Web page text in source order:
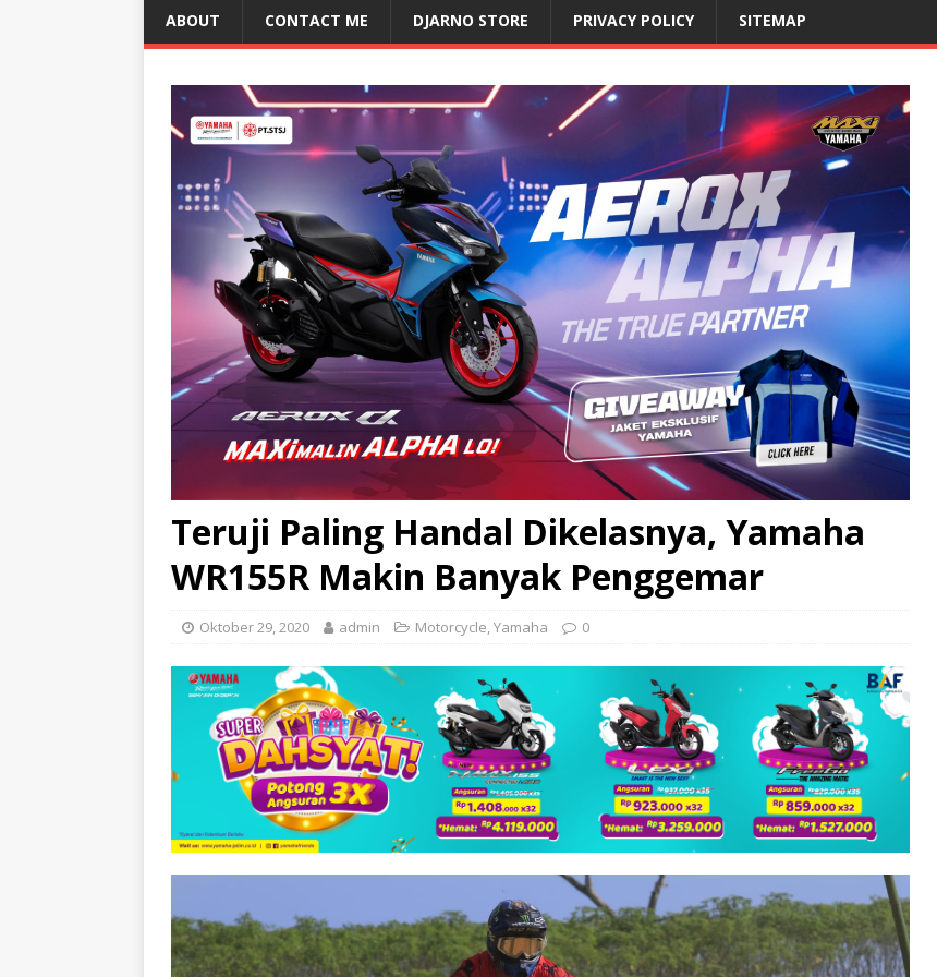
ABOUT CONTACT ME DJARNO STORE PRIVACY POLICY SITEMAP
Teruji Paling Handal Dikelasnya, Yamaha
WR155R Makin Banyak Penggemar
Oktober 29, 2020 admin Motorcycle,Yamaha 0